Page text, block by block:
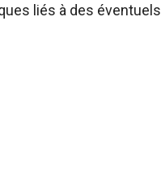
liés à des éventuels